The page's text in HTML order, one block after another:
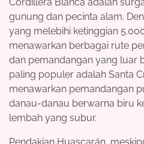
gunung dan pecinta alam.
yang melebihi ketinggian
menawarkan berbagai rute
dan pemandangan yang luar
paling populer adalah Santa
menawarkan pemandangan
danau-danau berwarna biru
lembah yang subur.